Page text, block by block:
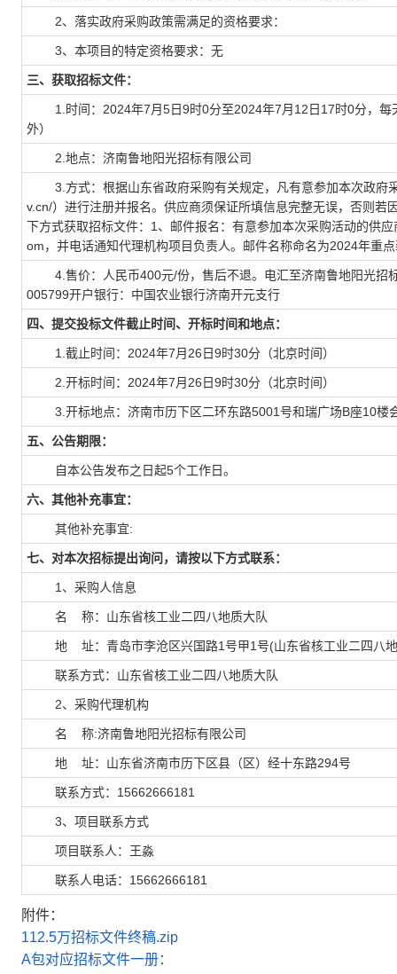
2、落实政府采购政策需满足的资格要求：
3、本项目的特定资格要求：无
三、获取招标文件：
1.时间：2024年7月5日9时0分至2024年7月12日17时0分，每
外）
2.地点：济南鲁地阳光招标有限公司
3.方式：根据山东省政府采购有关规定，凡有意参加本次政府
v.cn/）进行注册并报名。供应商须保证所填信息完整无误，否则
下方式获取招标文件：1、邮件报名：有意参加本次采购活动的供
om，并电话通知代理机构项目负责人。邮件名称命名为2024年重
4.售价：人民币400元/份，售后不退。电汇至济南鲁地阳光招
005799开户银行：中国农业银行济南开元支行
四、提交投标文件截止时间、开标时间和地点：
1.截止时间：2024年7月26日9时30分（北京时间）
2.开标时间：2024年7月26日9时30分（北京时间）
3.开标地点：济南市历下区二环东路5001号和瑞广场B座10楼
五、公告期限：
自本公告发布之日起5个工作日。
六、其他补充事宜：
其他补充事宜:
七、对本次招标提出询问，请按以下方式联系：
1、采购人信息
名 称： 山东省核工业二四八地质大队
地 址：青岛市李沧区兴国路1号甲1号(山东省核工业二四八
联系方式：山东省核工业二四八地质大队
2、采购代理机构
名 称:济南鲁地阳光招标有限公司
地 址：山东省济南市历下区县（区）经十东路294号
联系方式：15662666181
3、项目联系方式
项目联系人：王淼
联系人电话：15662666181
附件：
112.5万招标文件终稿.zip
A包对应招标文件一册：